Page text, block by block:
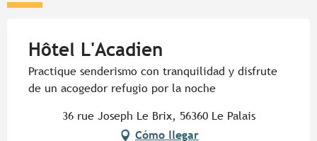
Hôtel L'Acadien
Practique senderismo con tranquilidad y disfrute
de un acogedor refugio por la noche
36 rue Joseph Le Brix, 56360 Le Palais
Cómo llegar